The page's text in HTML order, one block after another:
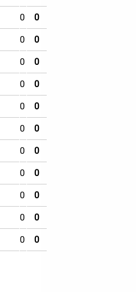
0 0
0 0
0 0
0 0
0 0
0 0
0 0
0 0
0 0
0 0
0 0